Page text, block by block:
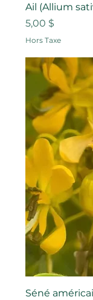
Ail (Allium
Prix
5,00 $
Hors Taxe
Séné